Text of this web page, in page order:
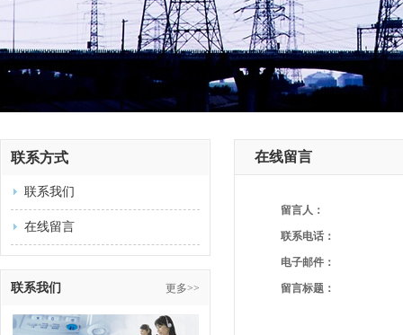
联系方式
联系我们
在线留言
联系我们 更多>>
在线留言
留言人：
联系电话：
电子邮件：
留言标题：